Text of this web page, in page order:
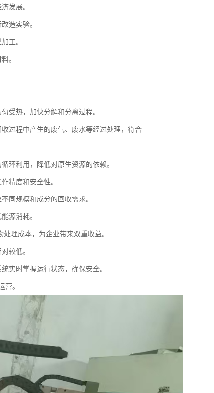
发展。
造实验。
工。
。
受热，加快分解和分离过程。
过程中产生的废气、废水等经过处理，符合
环利用，降低对原生资源的依赖。
精度和安全性。
同规模和成分的回收需求。
源消耗。
理成本，为企业带来双重收益。
较低。
实时掌握运行状态，确保安全。
营。